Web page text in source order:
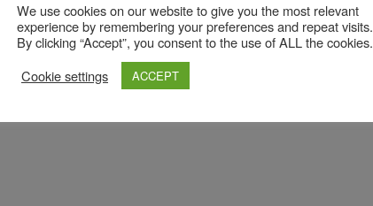
We use cookies on our website to give you the most relevant
experience by remembering your preferences and repeat visits.
By clicking “Accept”, you consent to the use of ALL the cookies.
Cookie settings
ACCEPT